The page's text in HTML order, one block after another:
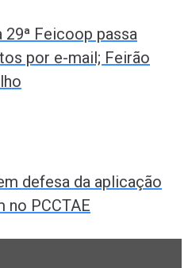
29ª Feicoop passa
por e-mail; Feirão
defesa da aplicação
no PCCTAE